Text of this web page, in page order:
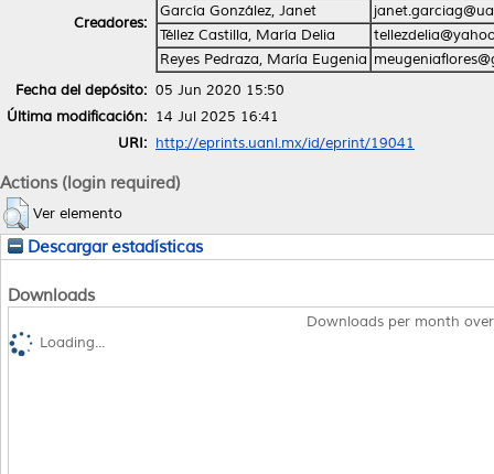
Creadores:
García González, Janet
Téllez Castilla, María Delia
Reyes Pedraza, María Eugenia
Fecha del depósito: 05 Jun 2020 15:50
Última modificación: 14 Jul 2025 16:41
URI: http://eprints.uanl.mx/id/eprint/19041
Actions (login required)
Ver elemento
Descargar estadísticas
Downloads
Downloads per month
Loading...